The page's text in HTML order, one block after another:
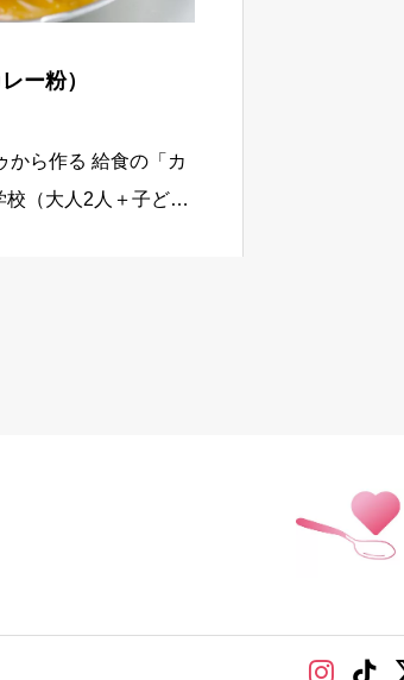
ー粉）
から作る 給食の「カ
校（大人2人＋子ども